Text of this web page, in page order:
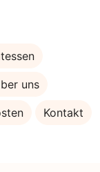
uns
Kontakt